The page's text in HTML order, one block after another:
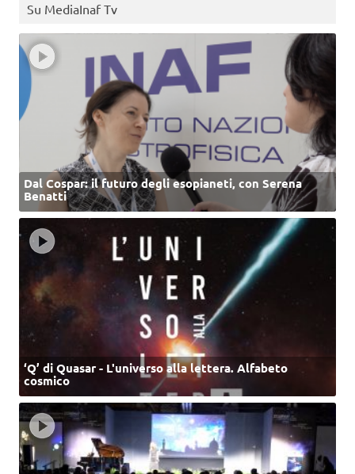
Su MediaInaf Tv
Dal Cospar: il futuro degli esopianeti, con Serena
Benatti
‘Q’ di Quasar - L'universo alla lettera. Alfabeto
cosmico